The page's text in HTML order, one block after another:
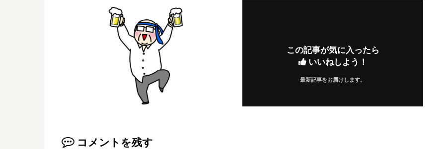
この記事が気に入ったら
いいねしよう！
最新記事をお届けします。
コメントを残す